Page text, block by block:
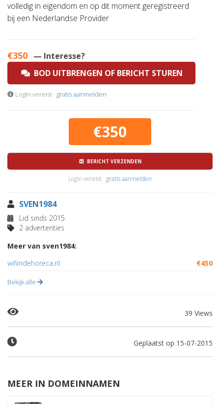
volledig in eigendom en op dit moment geregistreerd
bij een Nederlandse Provider
€350 — Interesse?
BOD UITBRENGEN OF BERICHT STUREN
Login vereist · gratis aanmelden
€350
BERICHT VERZENDEN
Login vereist · gratis aanmelden
SVEN1984
Lid sinds 2015
2 advertenties
Meer van sven1984:
wifiindehoreca.nl
€450
Bekijk alle
39 Views
Geplaatst op 15-07-2015
MEER IN DOMEINNAMEN